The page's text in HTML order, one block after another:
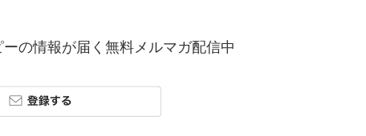
の情報が届く無料メルマガ配信中